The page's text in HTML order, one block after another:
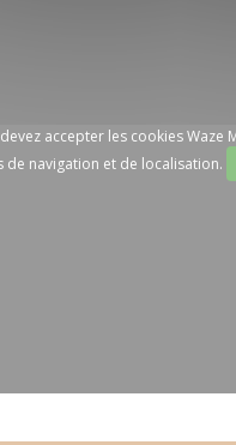
accepter les cookies Waze
navigation et de localisation.